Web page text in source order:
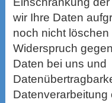
wir Ihre Daten
noch nicht löschen
Widerspruch
Daten bei uns und